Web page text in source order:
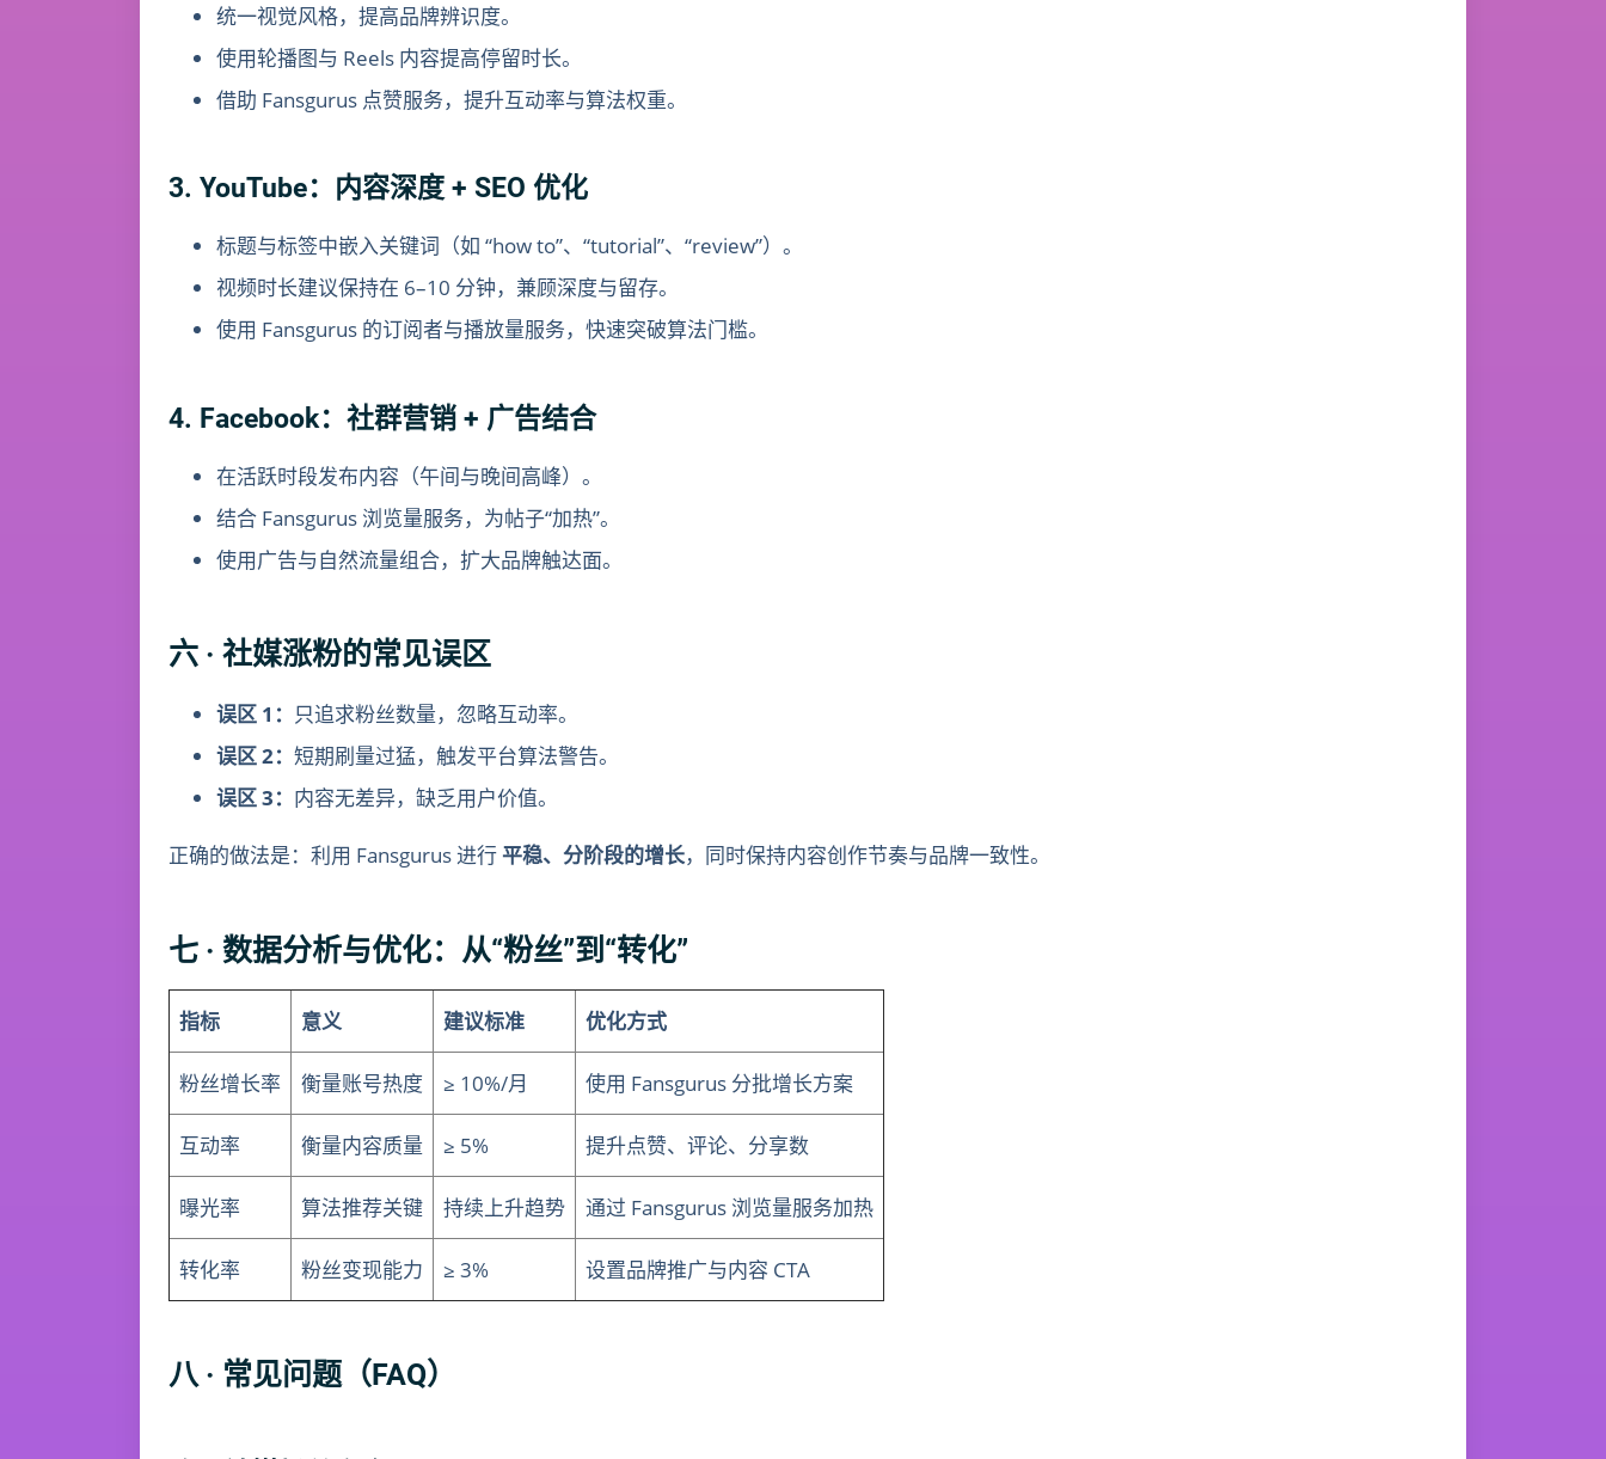
统一视觉风格，提高品牌辨识度。
使用轮播图与 Reels 内容提高停留时长。
借助 Fansgurus 点赞服务，提升互动率与算法权重。
3. YouTube：内容深度 + SEO 优化
标题与标签中嵌入关键词（如 “how to”、“tutorial”、“review”）。
视频时长建议保持在 6–10 分钟，兼顾深度与留存。
使用 Fansgurus 的订阅者与播放量服务，快速突破算法门槛。
4. Facebook：社群营销 + 广告结合
在活跃时段发布内容（午间与晚间高峰）。
结合 Fansgurus 浏览量服务，为帖子“加热”。
使用广告与自然流量组合，扩大品牌触达面。
六 · 社媒涨粉的常见误区
误区 1： 只追求粉丝数量，忽略互动率。
误区 2： 短期刷量过猛，触发平台算法警告。
误区 3： 内容无差异，缺乏用户价值。
正确的做法是：利用 Fansgurus 进行平稳、分阶段的增长，同时保持内容创作节奏与品牌一致性。
七 · 数据分析与优化：从“粉丝”到“转化”
指标 意义 建议标准 优化方式
粉丝增长率 衡量账号热度 ≥ 10%/月 使用 Fansgurus 分批增长方案
互动率 衡量内容质量 ≥ 5% 提升点赞、评论、分享数
曝光率 算法推荐关键 持续上升趋势 通过 Fansgurus 浏览量服务加热
转化率 粉丝变现能力 ≥ 3% 设置品牌推广与内容 CTA
八 · 常见问题（FAQ）